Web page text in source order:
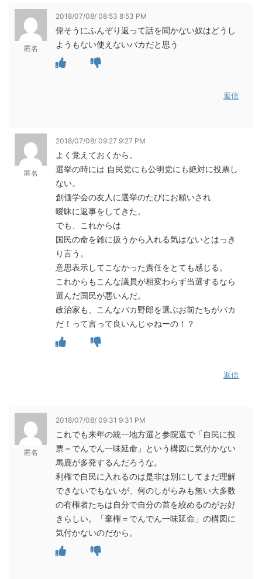
匿名
2018/07/08/ 08:53 8:53 PM
偉そうにふんぞり返って話を聞かない奴はどうし
ようもない使えないバカだと思う
返信
匿名
2018/07/08/ 09:27 9:27 PM
よく覚えておくから。
選挙の時には 自民党にも公明党にも絶対に投票し
ない。
創価学会の友人に選挙のたびにお願いされ
曖昧に返事をしてきた。
でも、これからは
国民の命を雑に扱うから入れる気はないとはっき
り言う。
意思表示してこなかった責任をとても感じる。
これからもこんな議員が相変わらず当選するなら
選んだ国民が悪いんだ。
政治家も、こんなバカ野郎を選ぶお前たちがバカ
だ！って言って良いんじゃねーの！？
返信
匿名
2018/07/08/ 09:31 9:31 PM
これでも来年の統一地方選と参院選で「自民に投
票＝でんでん一味延命」という構図に気付かない
馬鹿が多発するんだろうな。
利権で自民に入れるのは是非は別にしてまだ理解
できないでもないが、何のしがらみも無い大多数
の有権者たちは自分で自分の首を絞めるのがお好
きらしい。「棄権＝でんでん一味延命」の構図に
気付かないのだから。